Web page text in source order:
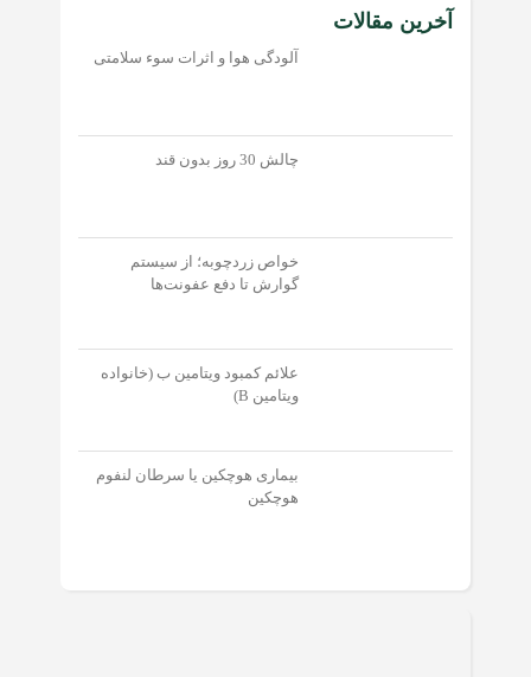
آخرین مقالات
آلودگی هوا و اثرات سوء سلامتی
چالش 30 روز بدون قند
خواص زردچوبه؛ از سیستم
گوارش تا دفع عفونت‌‌ها
علائم کمبود ویتامین ب (خانواده
ویتامین B)
بیماری هوچکین یا سرطان لنفوم
هوچکین